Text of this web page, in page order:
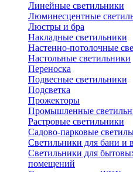
Линейные светильники
Люминесцентные
Люстры и бра
Накладные светильники
Настенно-потолочные
Настольные светильники
Переноска
Подвесные светильники
Подсветка
Прожекторы
Промышленные
Растровые светильники
Садово-парковые
Светильники для бани и
Светильники для
помещений